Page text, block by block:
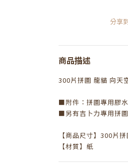
分享
商品描述
300片拼圖 龍貓 向天
■附件：拼圖專用膠
■另有吉卜力專用拼
【商品尺寸】 300片
【材質】紙